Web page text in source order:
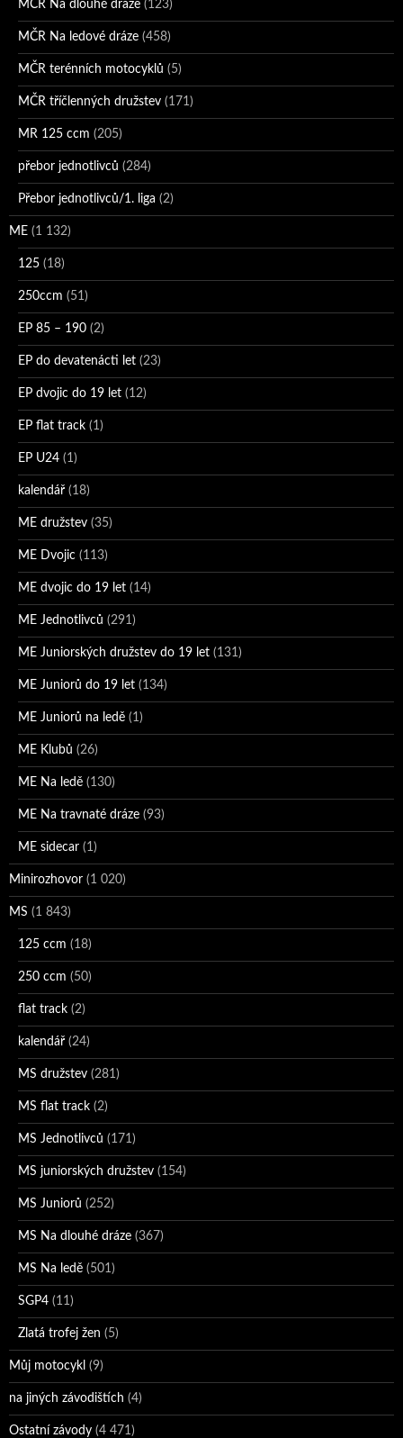
MČR Na dlouhé dráze (123)
MČR Na ledové dráze (458)
MČR terénních motocyklů (5)
MČR tříčlenných družstev (171)
MR 125 ccm (205)
přebor jednotlivců (284)
Přebor jednotlivců/1. liga (2)
ME (1 132)
125 (18)
250ccm (51)
EP 85 – 190 (2)
EP do devatenácti let (23)
EP dvojic do 19 let (12)
EP flat track (1)
EP U24 (1)
kalendář (18)
ME družstev (35)
ME Dvojic (113)
ME dvojic do 19 let (14)
ME Jednotlivců (291)
ME Juniorských družstev do 19 let (131)
ME Juniorů do 19 let (134)
ME Juniorů na ledě (1)
ME Klubů (26)
ME Na ledě (130)
ME Na travnaté dráze (93)
ME sidecar (1)
Minirozhovor (1 020)
MS (1 843)
125 ccm (18)
250 ccm (50)
flat track (2)
kalendář (24)
MS družstev (281)
MS flat track (2)
MS Jednotlivců (171)
MS juniorských družstev (154)
MS Juniorů (252)
MS Na dlouhé dráze (367)
MS Na ledě (501)
SGP4 (11)
Zlatá trofej žen (5)
Můj motocykl (9)
na jiných závodištích (4)
Ostatní závody (4 471)